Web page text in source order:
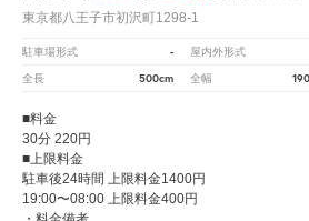
東京都八王子市初沢町1298-1
駐車場形式 - 屋内外形式
全長 500cm 全幅
■料金
30分 220円
■上限料金
駐車後24時間 上限料金1400円
19:00〜08:00 上限料金400円